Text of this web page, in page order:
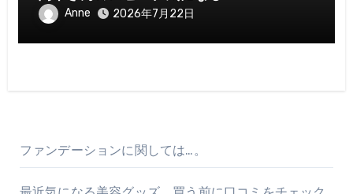
Anne 2026年7月22日
ファンデーションに関しては…。